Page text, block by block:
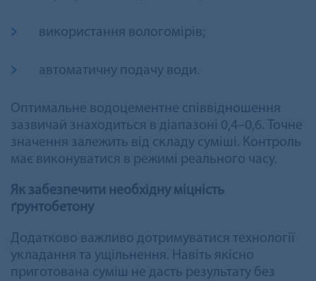
використання вологомірів;
автоматичну подачу води.
Оптимальне водоцементне співвідношення
зазвичай знаходиться в діапазоні 0,4–0,6. Точне
значення залежить від складу суміші. Контроль
має виконуватися в режимі реального часу.
Як забезпечити необхідну міцність
ґрунтобетону
Додатково важливо дотримуватися технології
укладання та ущільнення. Навіть якісно
приготована суміш не дасть результату без